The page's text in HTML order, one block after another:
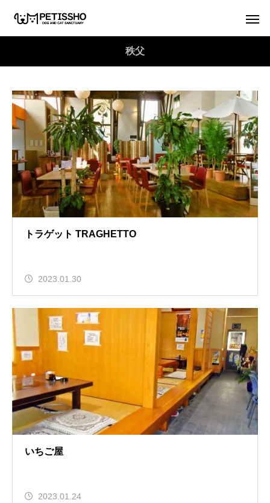
秩父
トラゲット TRAGHETTO
2023.01.30
いちご屋
2023.01.24